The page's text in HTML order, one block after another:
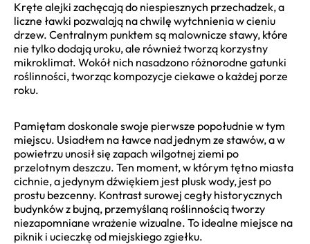
Kręte alejki zachęcają do niespiesznych przechadzek, a
liczne ławki pozwalają na chwilę wytchnienia w cieniu
drzew. Centralnym punktem są malownicze stawy, które
nie tylko dodają uroku, ale również tworzą korzystny
mikroklimat. Wokół nich nasadzono różnorodne gatunki
roślinności, tworząc kompozycje ciekawe o każdej porze
roku.
Pamiętam doskonale swoje pierwsze popołudnie w tym
miejscu. Usiadłem na ławce nad jednym ze stawów, a w
powietrzu unosił się zapach wilgotnej ziemi po
przelotnym deszczu. Ten moment, w którym tętno miasta
cichnie, a jedynym dźwiękiem jest plusk wody, jest po
prostu bezcenny. Kontrast surowej cegły historycznych
budynków z bujną, przemyślaną roślinnością tworzy
niezapomniane wrażenie wizualne. To idealne miejsce na
piknik i ucieczkę od miejskiego zgiełku.